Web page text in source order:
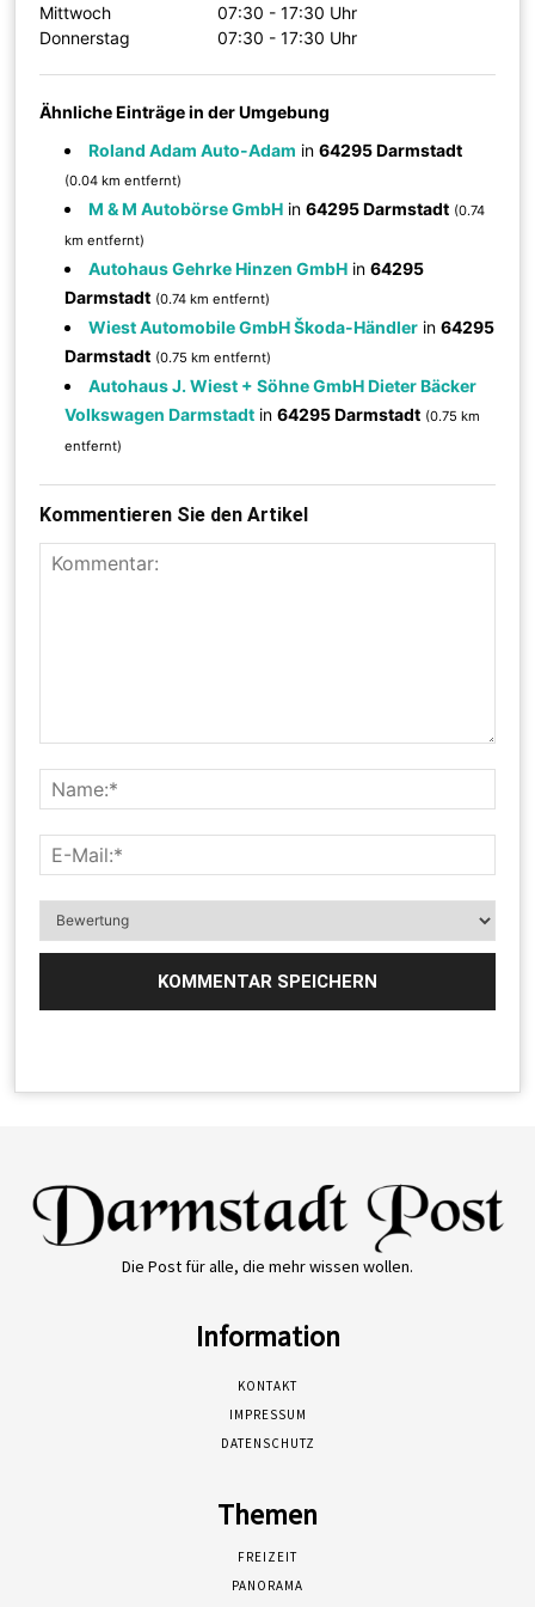
Mittwoch
07:30 - 17:30 Uhr
Donnerstag
07:30 - 17:30 Uhr
Ähnliche Einträge in der Umgebung
Roland Adam Auto-Adam in64295 Darmstadt
(0.04 km entfernt)
M & M Autobörse GmbH in64295 Darmstadt (0.74
km entfernt)
Autohaus Gehrke Hinzen GmbH in64295
Darmstadt (0.74 km entfernt)
Wiest Automobile GmbH Škoda-Händler in64295
Darmstadt (0.75 km entfernt)
Autohaus J. Wiest + Söhne GmbH Dieter Bäcker
Volkswagen Darmstadt in64295 Darmstadt (0.75 km
entfernt)
Kommentieren Sie den Artikel
Die Post für alle, die mehr wissen wollen.
Information
KONTAKT
IMPRESSUM
DATENSCHUTZ
Themen
FREIZEIT
PANORAMA